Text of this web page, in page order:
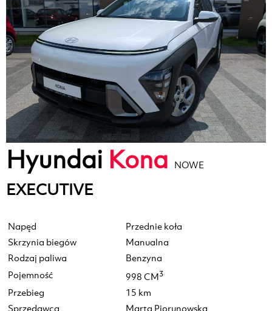
Hyundai Kona NOWE
EXECUTIVE
Napęd
Przednie koła
Skrzynia biegów
Manualna
Rodzaj paliwa
Benzyna
Pojemność
998 CM3
Przebieg
15 km
Sprzedawca
Marta Piorunowska